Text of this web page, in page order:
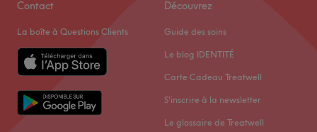
Contact
La boîte à Questions Clients
Découvrez
Guide des soins
Le blog IDENTITÉ
Carte Cadeau Treatwell
S'inscrire à la newsletter
Le glossaire de Treatwell